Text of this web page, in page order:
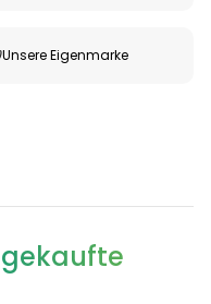
Unsere Eigenmarke
gekaufte